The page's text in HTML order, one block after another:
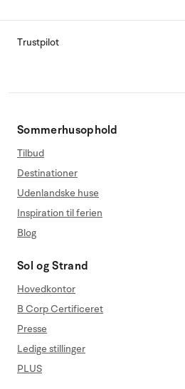
Trustpilot
Sommerhusophold
Tilbud
Destinationer
Udenlandske huse
Inspiration til ferien
Blog
Sol og Strand
Hovedkontor
B Corp Certificeret
Presse
Ledige stillinger
PLUS